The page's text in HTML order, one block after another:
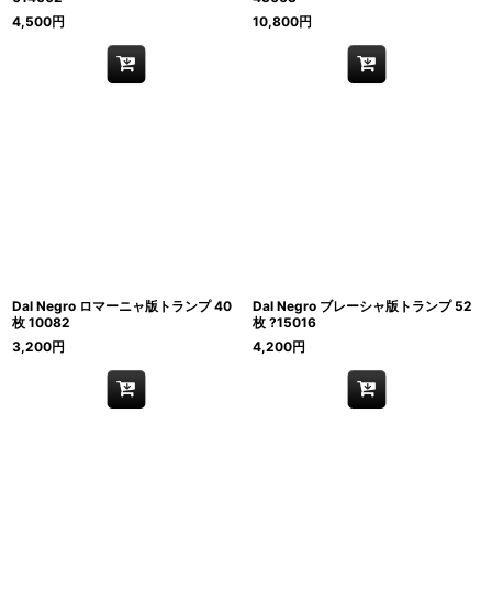
4,500円
10,800円
Dal Negro ロマーニャ版トランプ 40
枚 10082
3,200円
Dal Negro ブレーシャ版トランプ 52
枚 ?15016
4,200円